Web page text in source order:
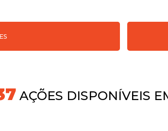
AÇÕES DISPONÍVEIS